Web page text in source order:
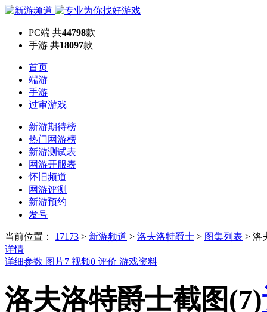
PC端 共44798款
手游 共18097款
首页
端游
手游
过审游戏
新游期待榜
热门网游榜
新游测试表
网游开服表
怀旧频道
网游评测
新游预约
发号
当前位置： 17173 > 新游频道 > 洛夫洛特爵士 > 图集列表 > 洛
详情
详细参数 图片7 视频0 评价 游戏资料
洛夫洛特爵士截图(7)